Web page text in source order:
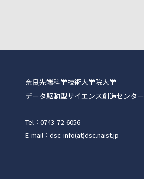
奈良先端科学技術大学院大学
データ駆動型サイエンス創造センター
Tel：0743-72-6056
E-mail：dsc-info(at)dsc.naist.jp